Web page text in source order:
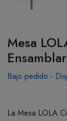
Mesa
Ensamblar
Bajo pedido -
La Mesa LOLA